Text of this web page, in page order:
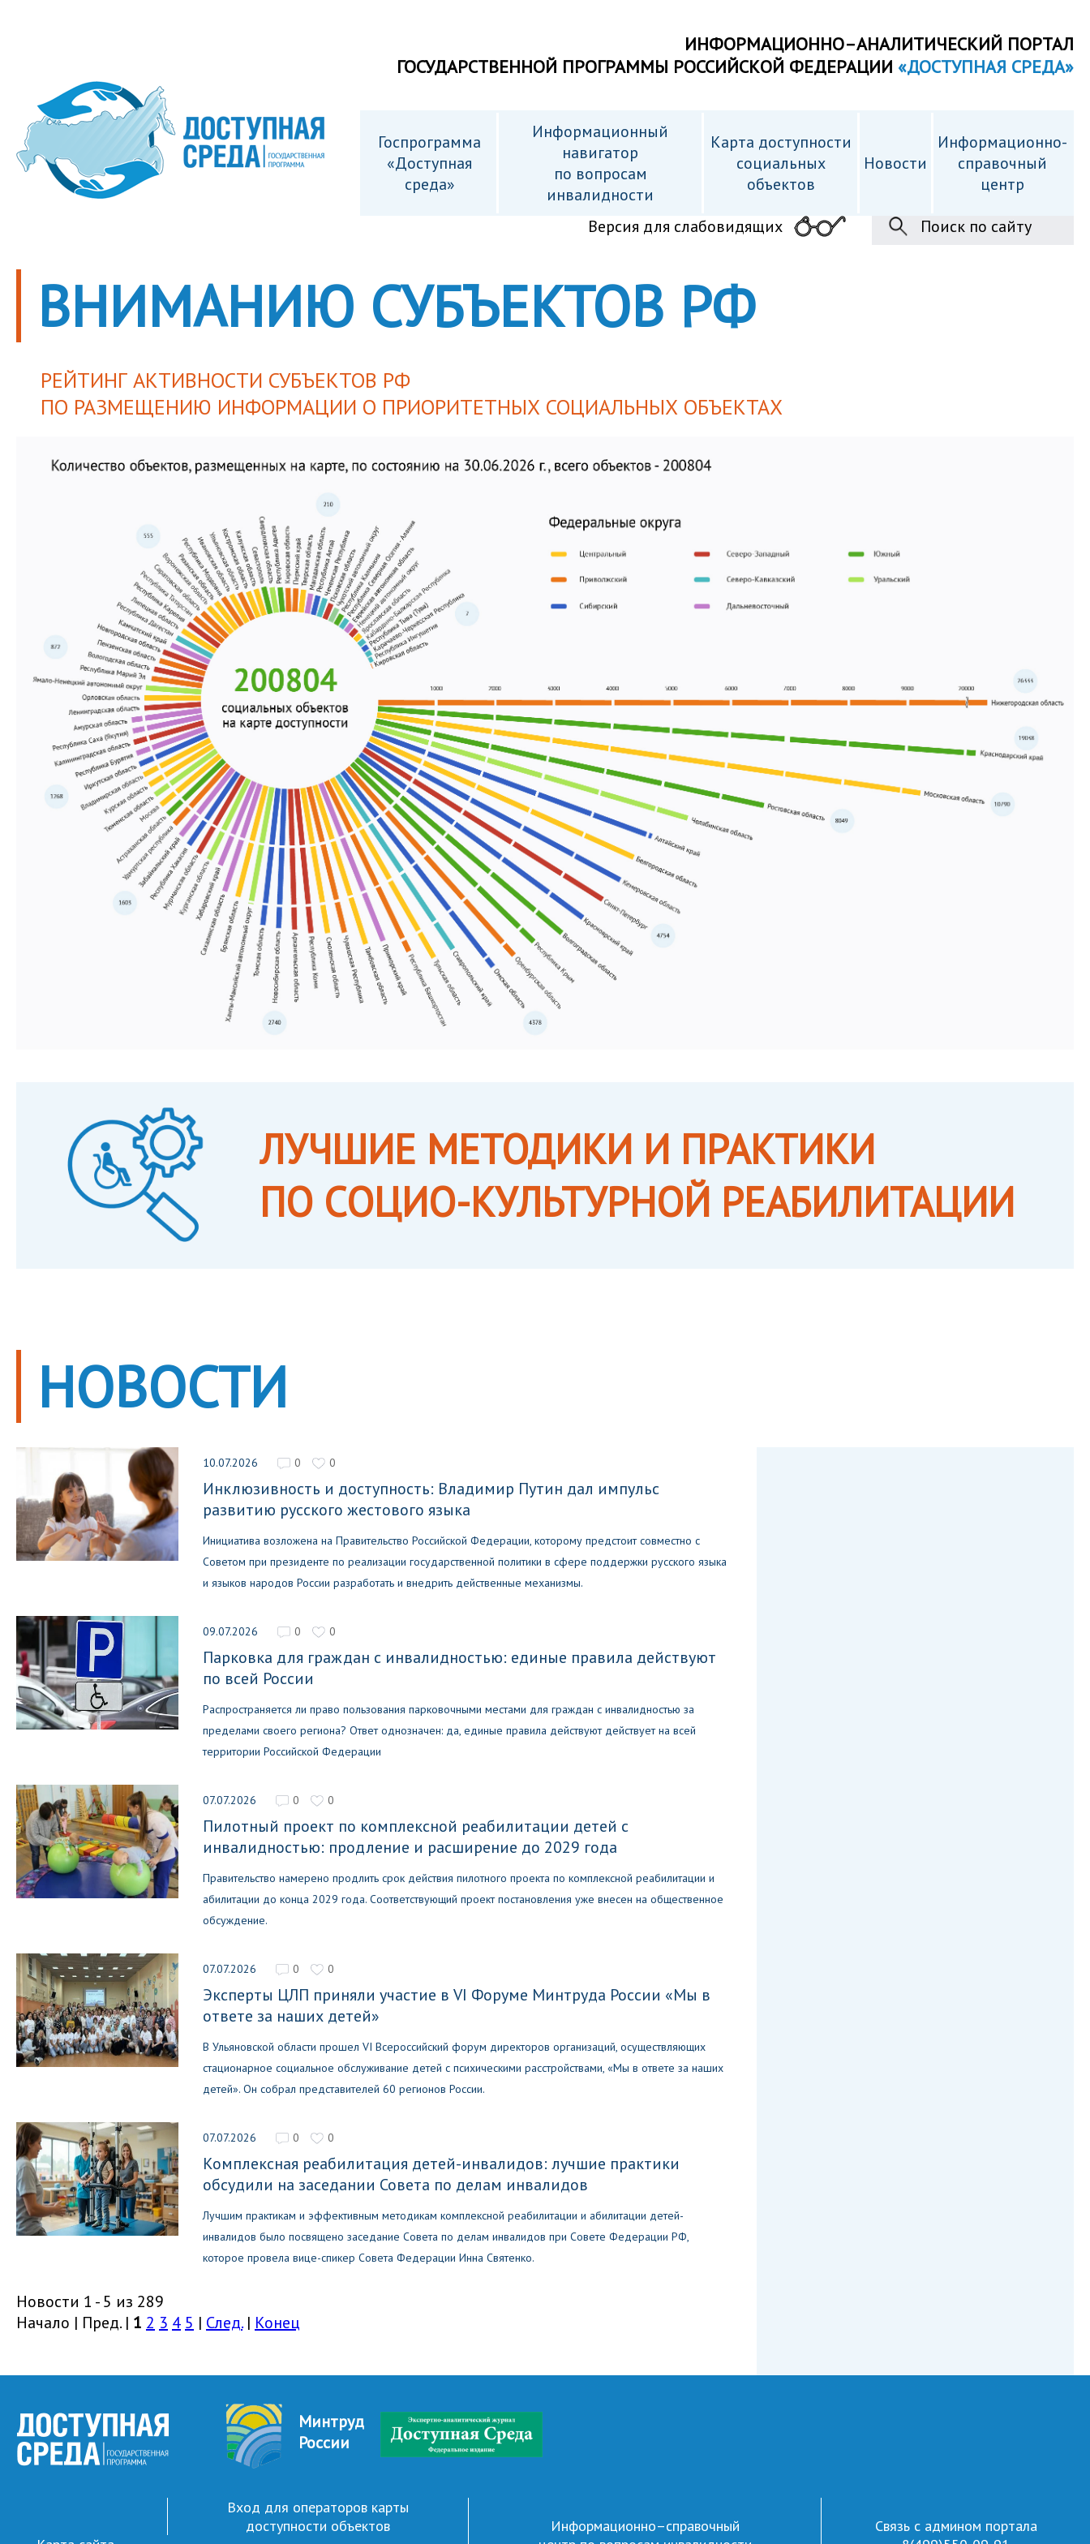
ИНФОРМАЦИОННО–АНАЛИТИЧЕСКИЙ ПОРТАЛ
ГОСУДАРСТВЕННОЙ ПРОГРАММЫ РОССИЙСКОЙ ФЕДЕРАЦИИ «ДОСТУПНАЯ СРЕДА»
Госпрограмма
«Доступная
среда»
Информационный
навигатор
по вопросам
инвалидности
Карта доступности
cоциальных
объектов
Новости
Информационно-
справочный
центр
Версия для слабовидящих
Поиск по сайту
ВНИМАНИЮ СУБЪЕКТОВ РФ
РЕЙТИНГ АКТИВНОСТИ СУБЪЕКТОВ РФ
ПО РАЗМЕЩЕНИЮ ИНФОРМАЦИИ О ПРИОРИТЕТНЫХ СОЦИАЛЬНЫХ ОБЪЕКТАХ
ЛУЧШИЕ МЕТОДИКИ И ПРАКТИКИ
ПО СОЦИО-КУЛЬТУРНОЙ РЕАБИЛИТАЦИИ
НОВОСТИ
10.07.2026 0 0
Инклюзивность и доступность: Владимир Путин дал импульс
развитию русского жестового языка
Инициатива возложена на Правительство Российской Федерации, которому предстоит совместно с
Советом при президенте по реализации государственной политики в сфере поддержки русского языка
и языков народов России разработать и внедрить действенные механизмы.
09.07.2026 0 0
Парковка для граждан с инвалидностью: единые правила действуют
по всей России
Распространяется ли право пользования парковочными местами для граждан с инвалидностью за
пределами своего региона? Ответ однозначен: да, единые правила действуют действует на всей
территории Российской Федерации
07.07.2026 0 0
Пилотный проект по комплексной реабилитации детей с
инвалидностью: продление и расширение до 2029 года
Правительство намерено продлить срок действия пилотного проекта по комплексной реабилитации и
абилитации до конца 2029 года. Соответствующий проект постановления уже внесен на общественное
обсуждение.
07.07.2026 0 0
Эксперты ЦЛП приняли участие в VI Форуме Минтруда России «Мы в
ответе за наших детей»
В Ульяновской области прошел VI Всероссийский форум директоров организаций, осуществляющих
стационарное социальное обслуживание детей с психическими расстройствами, «Мы в ответе за наших
детей». Он собрал представителей 60 регионов России.
07.07.2026 0 0
Комплексная реабилитация детей-инвалидов: лучшие практики
обсудили на заседании Совета по делам инвалидов
Лучшим практикам и эффективным методикам комплексной реабилитации и абилитации детей-
инвалидов было посвящено заседание Совета по делам инвалидов при Совете Федерации РФ,
которое провела вице-спикер Совета Федерации Инна Святенко.
Новости 1 - 5 из 289
Начало | Пред. | 1 2 3 4 5 | След.| Конец
Минтруд
России
Вход для операторов карты
доступности объектов
Информационно–справочный
Связь с админом портала